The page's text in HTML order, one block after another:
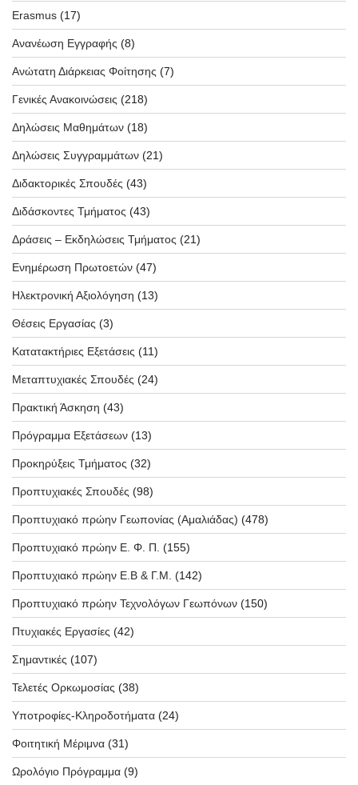
Erasmus (17)
Ανανέωση Εγγραφής (8)
Ανώτατη Διάρκειας Φοίτησης (7)
Γενικές Ανακοινώσεις (218)
Δηλώσεις Μαθημάτων (18)
Δηλώσεις Συγγραμμάτων (21)
Διδακτορικές Σπουδές (43)
Διδάσκοντες Τμήματος (43)
Δράσεις – Εκδηλώσεις Τμήματος (21)
Ενημέρωση Πρωτοετών (47)
Ηλεκτρονική Αξιολόγηση (13)
Θέσεις Εργασίας (3)
Κατατακτήριες Εξετάσεις (11)
Μεταπτυχιακές Σπουδές (24)
Πρακτική Άσκηση (43)
Πρόγραμμα Εξετάσεων (13)
Προκηρύξεις Τμήματος (32)
Προπτυχιακές Σπουδές (98)
Προπτυχιακό πρώην Γεωπονίας (Αμαλιάδας) (478)
Προπτυχιακό πρώην Ε. Φ. Π. (155)
Προπτυχιακό πρώην Ε.Β & Γ.Μ. (142)
Προπτυχιακό πρώην Τεχνολόγων Γεωπόνων (150)
Πτυχιακές Εργασίες (42)
Σημαντικές (107)
Τελετές Ορκωμοσίας (38)
Υποτροφίες-Κληροδοτήματα (24)
Φοιτητική Μέριμνα (31)
Ωρολόγιο Πρόγραμμα (9)